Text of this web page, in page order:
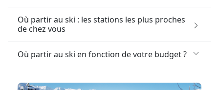
Où partir au ski : les stations les plus proches
de chez vous
Où partir au ski en fonction de votre budget ?